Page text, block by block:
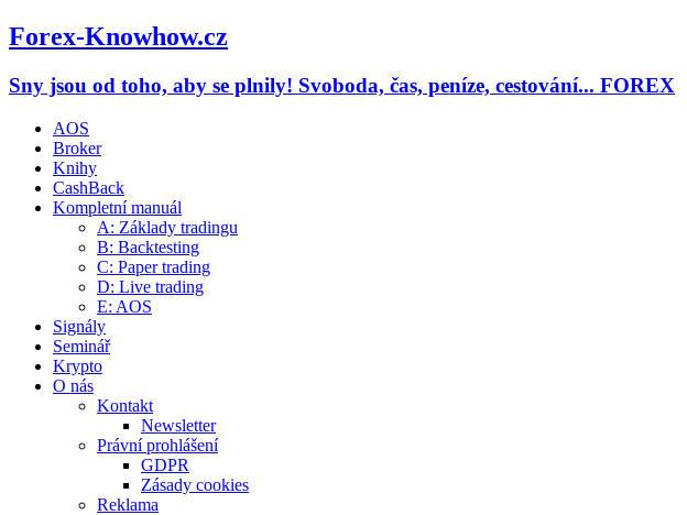
Forex-Knowhow.cz
Sny jsou od toho, aby se plnily! Svoboda, čas, peníze, cestování... FOREX
AOS
Broker
Knihy
CashBack
Kompletní manuál
A: Základy tradingu
B: Backtesting
C: Paper trading
D: Live trading
E: AOS
Signály
Seminář
Krypto
O nás
Kontakt
Newsletter
Právní prohlášení
GDPR
Zásady cookies
Reklama